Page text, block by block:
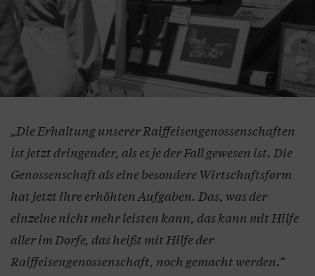
„Die Erhaltung unserer Raiffeisengenossenschaften
ist jetzt dringender, als es je der Fall gewesen ist. Die
Genossenschaft als eine besondere Wirtschaftsform
hat jetzt ihre erhöhten Aufgaben. Das, was der
einzelne nicht mehr leisten kann, das kann mit Hilfe
aller im Dorfe, das heißt mit Hilfe der
Raiffeisengenossenschaft, noch gemacht werden.“